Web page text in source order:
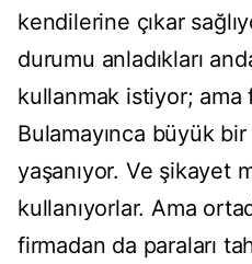
kendilerine çıkar
durumu anladıkları
kullanmak istiyor; ama
Bulamayınca büyük
yaşanıyor. Ve şikayet
kullanıyorlar. Ama
firmadan da paraları